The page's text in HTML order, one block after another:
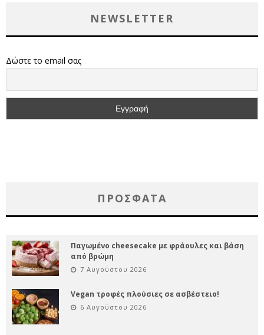
NEWSLETTER
Δώστε το email σας
ΠΡΌΣΦΑΤΑ
Παγωμένο cheesecake με φράουλες και βάση
από βρώμη
7 Αυγούστου 2026
Vegan τροφές πλούσιες σε ασβέστειο!
6 Αυγούστου 2026